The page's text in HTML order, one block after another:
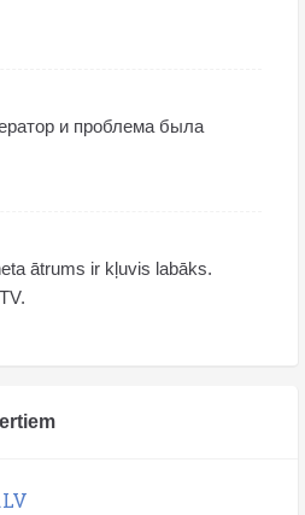
и проблема была
ātrums ir kļuvis labāks.